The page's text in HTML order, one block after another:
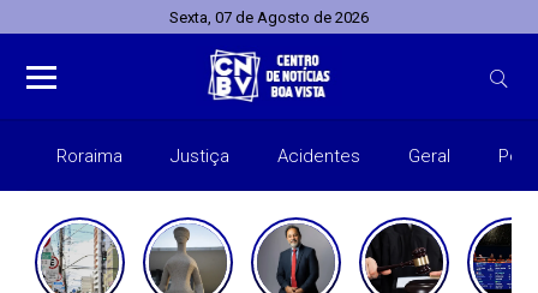
Sexta, 07 de Agosto de 2026
Roraima Justiça Acidentes Geral